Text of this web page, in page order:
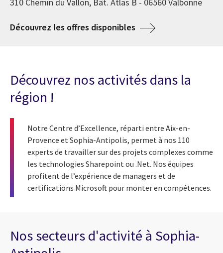
Découvrez les offres disponibles
Découvrez nos activités dans la
région !
Notre Centre d’Excellence, réparti entre Aix-en-
Provence et Sophia-Antipolis, permet à nos 110
experts de travailler sur des projets complexes comme
les technologies Sharepoint ou .Net. Nos équipes
profitent de l’expérience de managers et de
certifications Microsoft pour monter en compétences.
Nos secteurs d'activité à Sophia-